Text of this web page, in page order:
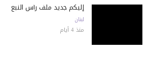
إليكم جديد ملف رأس النبع
لبنان
منذ 4 أيام